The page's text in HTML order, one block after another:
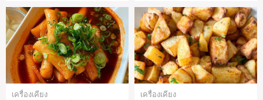
เครื่องเคียง เครื่องเคียง